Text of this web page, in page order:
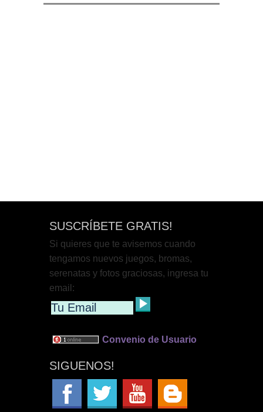
SUSCRÍBETE GRATIS!
Si quieres que te avisemos cuando
tengamos nuevos juegos, bromas,
serenatas y fotos graciosas, ingresa tu
email:
Convenio de Usuario
SIGUENOS!